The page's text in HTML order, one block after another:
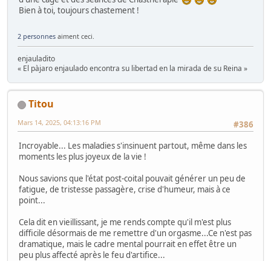
Bien à toi, toujours chastement !
2 personnes aiment ceci.
enjauladito
« El pàjaro enjaulado encontra su libertad en la mirada de su Reina »
Titou
#386
Mars 14, 2025, 04:13:16 PM
Incroyable... Les maladies s'insinuent partout, même dans les
moments les plus joyeux de la vie !
Nous savions que l'état post-coital pouvait générer un peu de
fatigue, de tristesse passagère, crise d'humeur, mais à ce
point...
Cela dit en vieillissant, je me rends compte qu'il m'est plus
difficile désormais de me remettre d'un orgasme...Ce n'est pas
dramatique, mais le cadre mental pourrait en effet être un
peu plus affecté après le feu d'artifice...